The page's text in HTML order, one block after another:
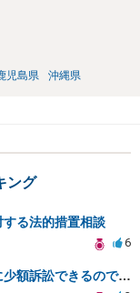
児島県 沖縄県
ング
する法的措置相談
6
クーリングオフを認めてもらうために少額訴訟できるのでしょうか。